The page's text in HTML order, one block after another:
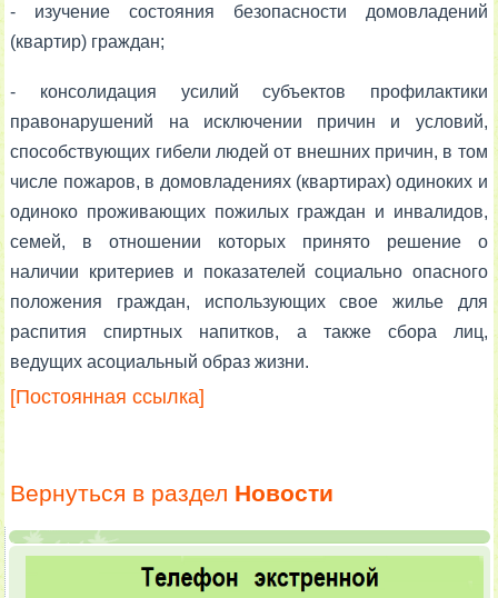
- изучение состояния безопасности домовладений
(квартир) граждан;
- консолидация усилий субъектов профилактики
правонарушений на исключении причин и условий,
способствующих гибели людей от внешних причин, в том
числе пожаров, в домовладениях (квартирах) одиноких и
одиноко проживающих пожилых граждан и инвалидов,
семей, в отношении которых принято решение о
наличии критериев и показателей социально опасного
положения граждан, использующих свое жилье для
распития спиртных напитков, а также сбора лиц,
ведущих асоциальный образ жизни.
[Постоянная ссылка]
Вернуться в раздел Новости